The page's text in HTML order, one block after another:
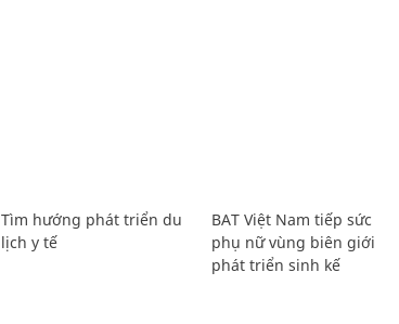
Tìm hướng phát triển du
lịch y tế
BAT Việt Nam tiếp sức
phụ nữ vùng biên giới
phát triển sinh kế